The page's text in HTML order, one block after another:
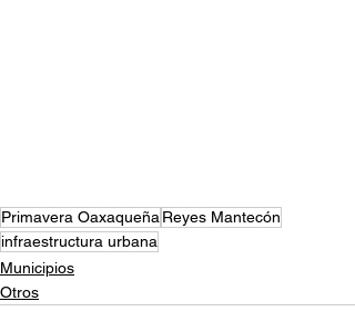
Primavera Oaxaqueña Reyes Mantecón
infraestructura urbana
Municipios
Otros